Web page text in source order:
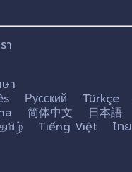
า
า
Русский Türkçe
简体中文 日本語
Tiếng Việt ไทย